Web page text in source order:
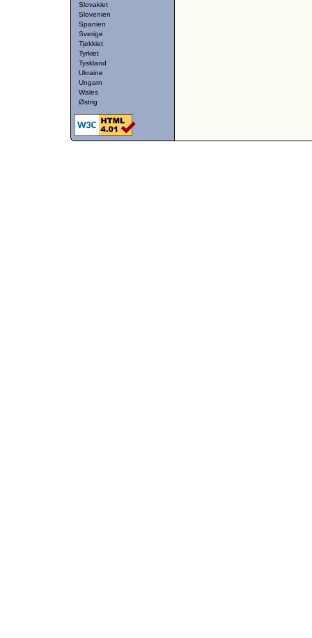
Slovakiet
Slovenien
Spanien
Sverige
Tjekkiet
Tyrkiet
Tyskland
Ukraine
Ungarn
Wales
Østrig